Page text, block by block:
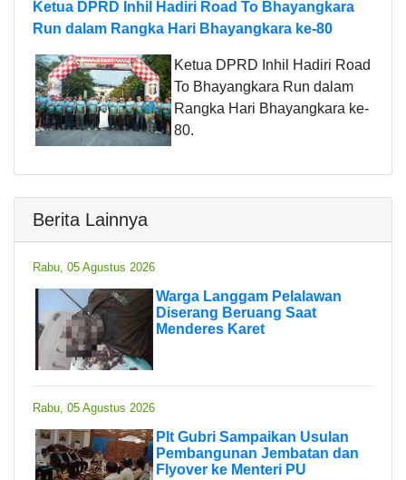
Ketua DPRD Inhil Hadiri Road To Bhayangkara
Run dalam Rangka Hari Bhayangkara ke-80
Ketua DPRD Inhil Hadiri Road
To Bhayangkara Run dalam
Rangka Hari Bhayangkara ke-
80.
Berita Lainnya
Rabu, 05 Agustus 2026
Warga Langgam Pelalawan
Diserang Beruang Saat
Menderes Karet
Rabu, 05 Agustus 2026
Plt Gubri Sampaikan Usulan
Pembangunan Jembatan dan
Flyover ke Menteri PU